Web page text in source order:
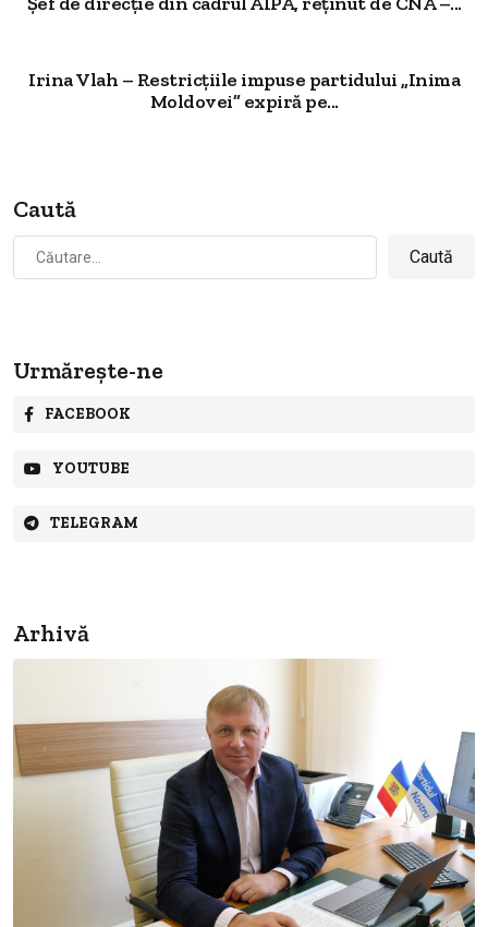
Irina Vlah – Restricțiile impuse partidului „Inima
Moldovei” expiră pe...
Caută
Caută
după:
Urmărește-ne
FACEBOOK
YOUTUBE
TELEGRAM
Arhivă